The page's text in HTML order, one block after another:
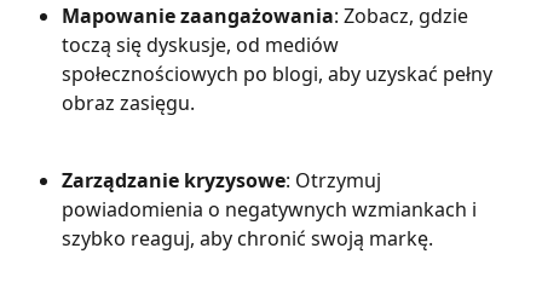
Mapowanie zaangażowania: Zobacz, gdzie
toczą się dyskusje, od mediów
społecznościowych po blogi, aby uzyskać pełny
obraz zasięgu.
Zarządzanie kryzysowe: Otrzymuj
powiadomienia o negatywnych wzmiankach i
szybko reaguj, aby chronić swoją markę.